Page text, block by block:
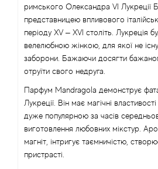
римського Олександра VI Лукреції
представницею впливового
періоду XV – XVI століть. Лукреція
велелюбною жінкою, для якої не
заборони. Бажаючи досягти
отруїти свого недруга.
Парфум Mandragola демонструє
Лукреції. Він має магічні
дуже популярною за часів
виготовлення любовних мікстур.
магніт, інтригує таємничістю,
пристрасті.